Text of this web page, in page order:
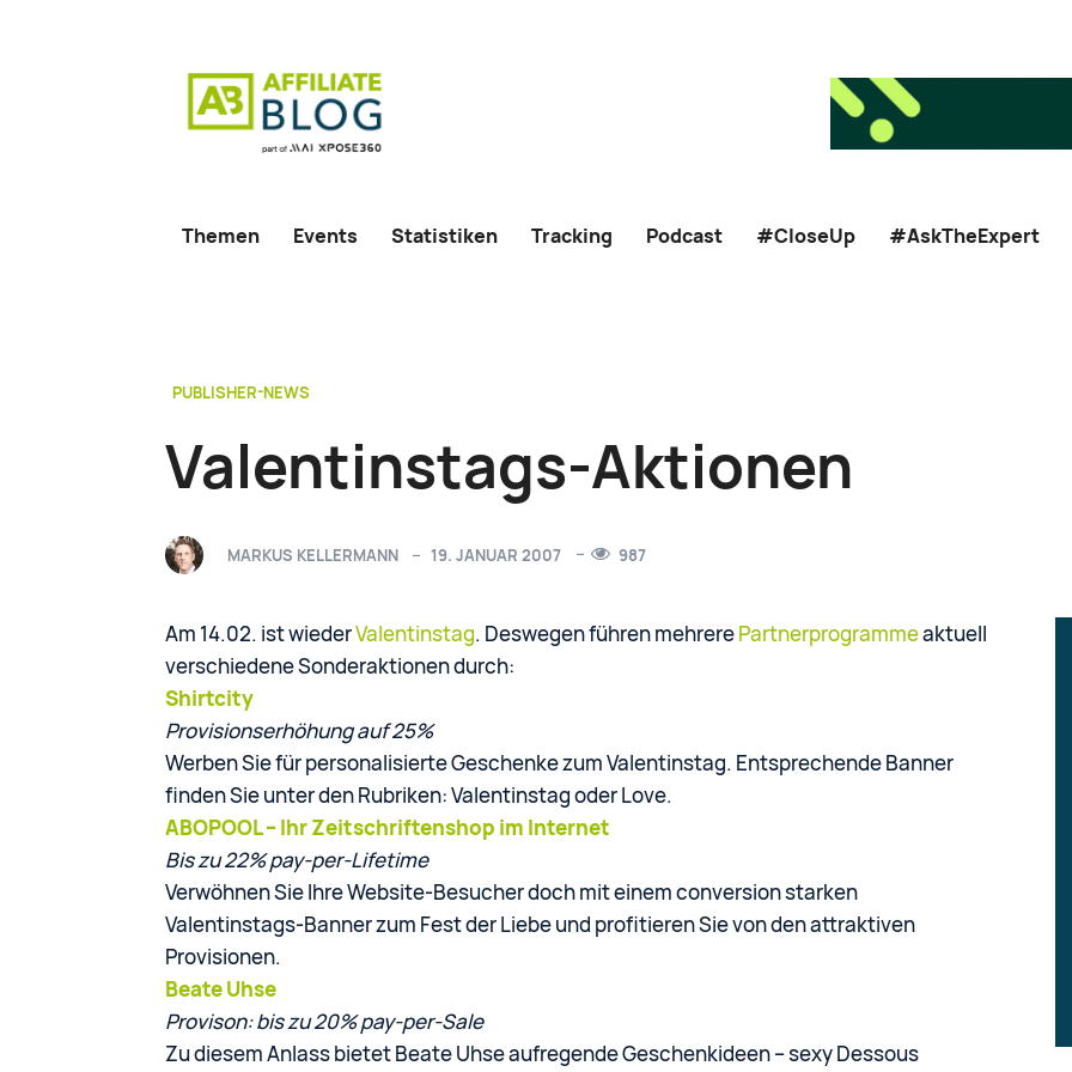
Themen Events Statistiken Tracking Podcast #CloseUp #AskTheExpert
PUBLISHER-NEWS
Valentinstags-Aktionen
MARKUS KELLERMANN 19. JANUAR 2007 987
Am 14.02. ist wiederValentinstag. Deswegen führen mehrerePartnerprogrammeaktuell
verschiedene Sonderaktionen durch:
Shirtcity
Provisionserhöhung auf 25%
Werben Sie für personalisierte Geschenke zum Valentinstag. Entsprechende Banner
finden Sie unter den Rubriken: Valentinstag oder Love.
ABOPOOL – Ihr Zeitschriftenshop im Internet
Bis zu 22% pay-per-Lifetime
Verwöhnen Sie Ihre Website-Besucher doch mit einem conversion starken
Valentinstags-Banner zum Fest der Liebe und profitieren Sie von den attraktiven
Provisionen.
Beate Uhse
Provison: bis zu 20% pay-per-Sale
Zu diesem Anlass bietet Beate Uhse aufregende Geschenkideen – sexy Dessous